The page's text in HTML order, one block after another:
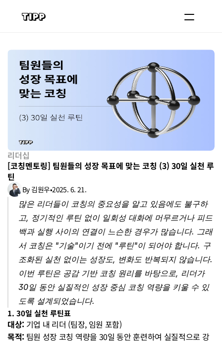
코치 등록하기
로그인
리더십
[코칭멘토링] 팀원들의 성장 목표에 맞는 코칭 (3) 30일 실천 루
틴
By 김원우•2025. 6. 21.
많은 리더들이 코칭의 중요성을 알고 있음에도 불구하
고, 정기적인 루틴 없이 일회성 대화에 머무르거나 피드
백과 실행 사이의 연결이 느슨한 경우가 많습니다. 그래
서 코칭은 "기술"이기 전에 "루틴"이 되어야 합니다. 구
조화된 실천 없이는 성장도, 변화도 반복되지 않습니다.
이번 루틴은 공감 기반 코칭 원리를 바탕으로, 리더가
30일 동안 실질적인 성장 중심 코칭 역량을 키울 수 있
도록 설계되었습니다.
1. 30일 실천 루틴표
대상: 기업 내 리더 (팀장, 임원 포함)
목적: 팀원 성장 코칭 역량을 30일 동안 훈련하여 실질적으로 강